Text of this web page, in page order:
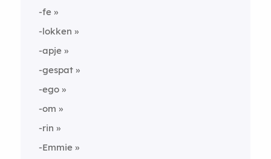
-fe
-lokken
-apje
-gespat
-ego
-om
-rin
-Emmie